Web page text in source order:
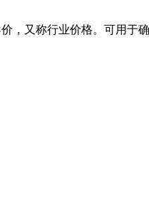
，又称行业价格。可用于